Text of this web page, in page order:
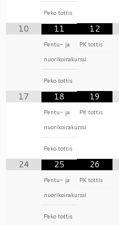
Peko tottis
10 11
Pentu- ja
nuorikoirakurssi
Peko tottis
12
PK tottis
17 18
Pentu- ja
nuorikoirakurssi
Peko tottis
19
PK tottis
24 25
Pentu- ja
nuorikoirakurssi
Peko tottis
26
PK tottis